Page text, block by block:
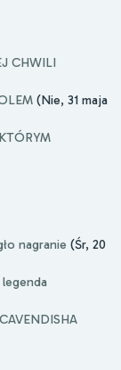
CHWILI
(Nie, 31 maja
nagranie (Śr, 20